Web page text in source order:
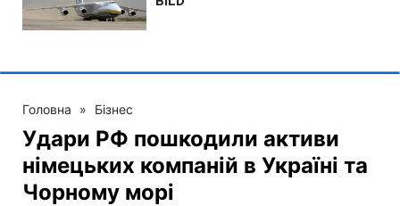
Головна » Бізнес
Удари РФ пошкодили активи
німецьких компаній в Україні та
Чорному морі